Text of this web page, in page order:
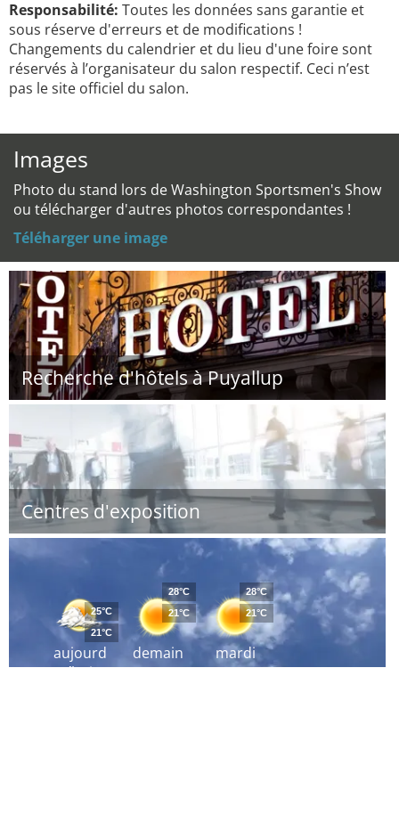
Responsabilité: Toutes les données sans garantie et
sous réserve d'erreurs et de modifications !
Changements du calendrier et du lieu d'une foire sont
réservés à l’organisateur du salon respectif. Ceci n’est
pas le site officiel du salon.
Images
Photo du stand lors de Washington Sportsmen's Show
ou télécharger d'autres photos correspondantes !
Téléharger une image
Recherche d'hôtels à Puyallup
Centres d'exposition
aujourd
´hui
25°C
21°C
demain
28°C
21°C
mardi
28°C
21°C